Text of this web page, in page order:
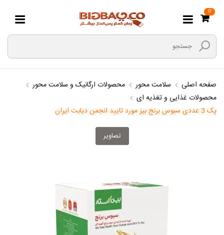
0
صفحه اصلی سلامت محور
محصولات ارگانیک و سلامت محور
محصولات غذایی و تغذیه ای
پک 3 عددی سبوس برنج بیز مورد تایید انجمن دیابت ایران
تصاویر